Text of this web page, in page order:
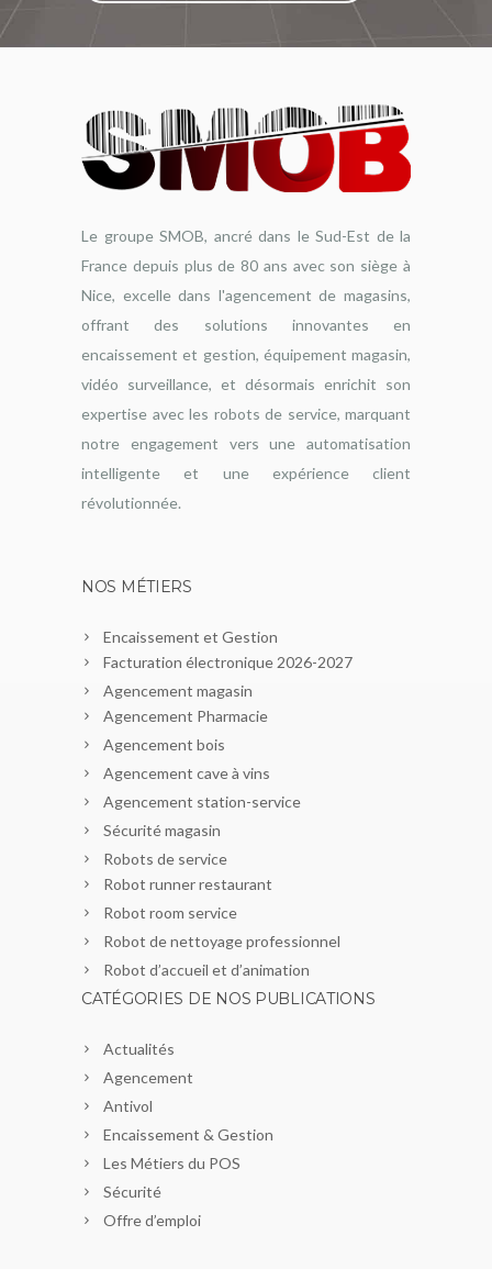
Le groupe SMOB, ancré dans le Sud-Est de la
France depuis plus de 80 ans avec son siège à
Nice, excelle dans l'agencement de magasins,
offrant des solutions innovantes en
encaissement et gestion, équipement magasin,
vidéo surveillance, et désormais enrichit son
expertise avec les robots de service, marquant
notre engagement vers une automatisation
intelligente et une expérience client
révolutionnée.
NOS MÉTIERS
Encaissement et Gestion
Facturation électronique 2026-2027
Agencement magasin
Agencement Pharmacie
Agencement bois
Agencement cave à vins
Agencement station-service
Sécurité magasin
Robots de service
Robot runner restaurant
Robot room service
Robot de nettoyage professionnel
Robot d’accueil et d’animation
CATÉGORIES DE NOS PUBLICATIONS
Actualités
Agencement
Antivol
Encaissement & Gestion
Les Métiers du POS
Sécurité
Offre d’emploi